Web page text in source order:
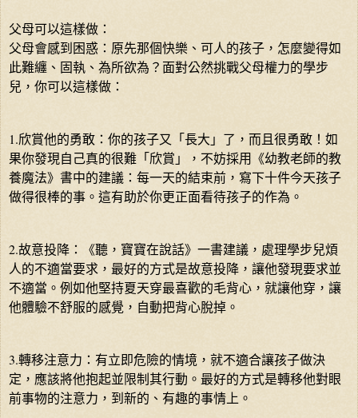
父母可以這樣做：
父母會感到困惑：原先那個快樂、可人的孩子，怎麼變得如
此難纏、固執、為所欲為？面對公然挑戰父母權力的學步
兒，你可以這樣做：
1.欣賞他的勇敢：你的孩子又「長大」了，而且很勇敢！如
果你發現自己真的很難「欣賞」，不妨採用《幼教老師的教
養魔法》書中的建議：每一天的結束前，寫下十件今天孩子
做得很棒的事。這有助於你更正面看待孩子的作為。
2.故意投降：《聽，寶寶在說話》一書建議，處理學步兒煩
人的不適當要求，最好的方式是故意投降，讓他發現要求並
不適當。例如他堅持夏天穿最喜歡的毛背心，就讓他穿，讓
他體驗不舒服的感覺，自動把背心脫掉。
3.轉移注意力：有立即危險的情境，就不適合讓孩子做決
定，應該將他抱起並限制其行動。最好的方式是轉移他對眼
前事物的注意力，到新的、有趣的事情上。